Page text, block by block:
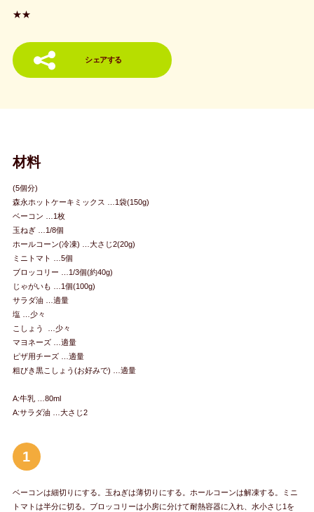
★★
シェアする
材料
(5個分)
森永ホットケーキミックス …1袋(150g)
ベーコン …1枚
玉ねぎ …1/8個
ホールコーン(冷凍) …大さじ2(20g)
ミニトマト …5個
ブロッコリー …1/3個(約40g)
じゃがいも …1個(100g)
サラダ油 …適量
塩 …少々
こしょう …少々
マヨネーズ …適量
ピザ用チーズ …適量
粗びき黒こしょう(お好みで) …適量
A:牛乳 …80ml
A:サラダ油 …大さじ2
1
ベーコンは細切りにする。玉ねぎは薄切りにする。ホールコーンは解凍する。ミニ
トマトは半分に切る。ブロッコリーは小房に分けて耐熱容器に入れ、水小さじ1を